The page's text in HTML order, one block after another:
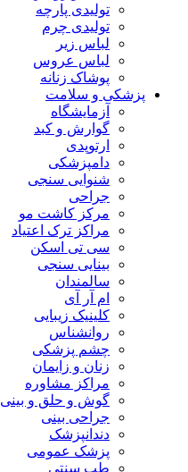
تولیدی پارچه
تولیدی چرم
لباس زیر
لباس عروس
پوشاک زنانه
پزشکی و سلامت
آزمایشگاه
گوارش و کبد
ارتوپدی
دامپزشکی
شنوایی سنجی
جراحی
مرکز کاشت مو
مراکز ترک اعتیاد
سی تی اسکن
بینایی سنجی
سالمندان
ام آر آی
کلینیک زیبایی
روانشناس
چشم پزشکی
زنان و زایمان
مراکز مشاوره
گوش و حلق و بینی
جراحی بینی
دندانپزشک
پزشک عمومی
طب سنتی